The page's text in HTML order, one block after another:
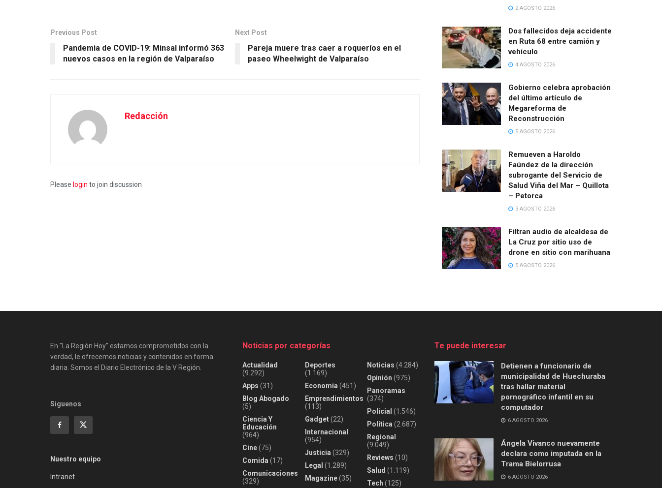
Previous Post
Pandemia de COVID-19: Minsal informó 363
nuevos casos en la región de Valparaíso
Next Post
Pareja muere tras caer a roqueríos en el
paseo Wheelwight de Valparaíso
Redacción
Please login to join discussion
2 AGOSTO 2026
Dos fallecidos deja accidente
en Ruta 68 entre camión y
vehículo
4 AGOSTO 2026
Gobierno celebra aprobación
del último artículo de
Megareforma de
Reconstrucción
5 AGOSTO 2026
Remueven a Haroldo
Faúndez de la dirección
subrogante del Servicio de
Salud Viña del Mar – Quillota
– Petorca
3 AGOSTO 2026
Filtran audio de alcaldesa de
La Cruz por sitio uso de
drone en sitio con marihuana
5 AGOSTO 2026
En "La Región Hoy" estamos comprometidos con la
verdad, le ofrecemos noticias y contenidos en forma
diaria. Somos el Diario Electrónico de la V Región.
Siguenos
Nuestro equipo
Intranet
Noticias por categorías
Actualidad
(9.292)
Apps (31)
Blog Abogado
(5)
Ciencia Y
Educación
(964)
Cine(75)
Comida (17)
Comunicaciones
(329)
Deportes
(1.169)
Economía (451)
Emprendimientos
(113)
Gadget(22)
Internacional
(954)
Justicia (329)
Legal (1.289)
Magazine(35)
Noticias (4.284)
Opinión (975)
Panoramas
(374)
Policial (1.546)
Política (2.687)
Regional
(9.049)
Reviews (10)
Salud (1.119)
Tech (125)
Te puede interesar
Detienen a funcionario de
municipalidad de Huechuraba
tras hallar material
pornográfico infantil en su
computador
6 AGOSTO 2026
Ángela Vivanco nuevamente
declara como imputada en la
Trama Bielorrusa
6 AGOSTO 2026